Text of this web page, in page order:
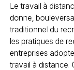
Le travail à
donne,
traditionnel du
les pratiques de
entreprises
travail à distance.